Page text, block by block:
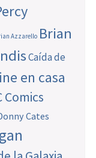
Azzarello Brian
Caída de
en casa
Comics
Cates